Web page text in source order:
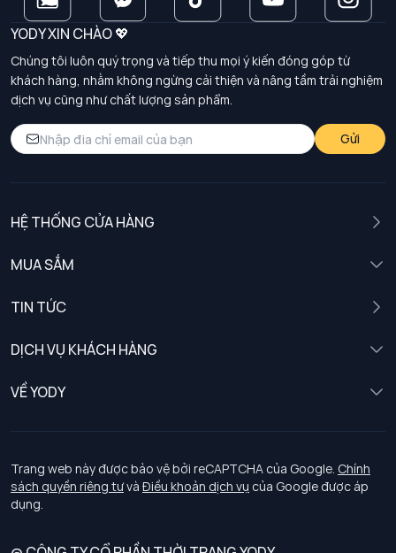
YODY XIN CHÀO 💖
Chúng tôi luôn quý trọng và tiếp thu mọi ý kiến đóng góp từ
khách hàng, nhằm không ngừng cải thiện và nâng tầm trải nghiệm
dịch vụ cũng như chất lượng sản phẩm.
Gửi
HỆ THỐNG CỬA HÀNG
MUA SẮM
TIN TỨC
DỊCH VỤ KHÁCH HÀNG
Chính sách khách hàng thân thiết
Chính sách bảo vệ dữ liệu cá nhân
Chính sách thanh toán, giao nhận
Chính sách chất lượng và an toàn sức khoẻ nghề nghiệp
VỀ YODY
Tuyển dụng
Trang web này được bảo vệ bởi reCAPTCHA của Google. Chính
sách quyền riêng tưvà Điều khoản dịch vụ của Google được áp
dụng.